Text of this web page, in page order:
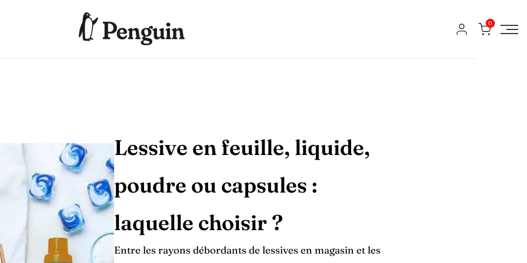
0
Lessive en feuille, liquide,
poudre ou capsules :
laquelle choisir ?
Entre les rayons débordants de lessives en magasin et les